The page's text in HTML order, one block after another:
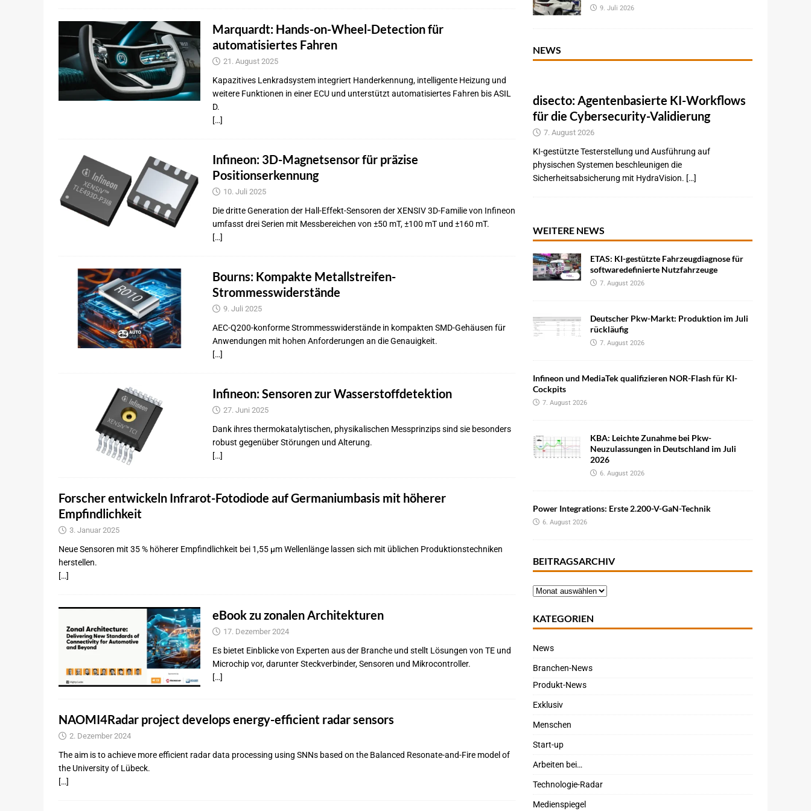
Marquardt: Hands-on-Wheel-Detection für
automatisiertes Fahren
21. August 2025
Kapazitives Lenkradsystem integriert Handerkennung, intelligente Heizung und
weitere Funktionen in einer ECU und unterstützt automatisiertes Fahren bis ASIL
D.
[…]
Infineon: 3D-Magnetsensor für präzise
Positionserkennung
10. Juli 2025
Die dritte Generation der Hall-Effekt-Sensoren der XENSIV 3D-Familie von Infineon
umfasst drei Serien mit Messbereichen von ±50 mT, ±100 mT und ±160 mT.
[…]
Bourns: Kompakte Metallstreifen-
Strommesswiderstände
9. Juli 2025
AEC-Q200-konforme Strommesswiderstände in kompakten SMD-Gehäusen für
Anwendungen mit hohen Anforderungen an die Genauigkeit.
[…]
Infineon: Sensoren zur Wasserstoffdetektion
27. Juni 2025
Dank ihres thermokatalytischen, physikalischen Messprinzips sind sie besonders
robust gegenüber Störungen und Alterung.
[…]
Forscher entwickeln Infrarot-Fotodiode auf Germaniumbasis mit höherer
Empfindlichkeit
3. Januar 2025
Neue Sensoren mit 35 % höherer Empfindlichkeit bei 1,55 µm Wellenlänge lassen sich mit üblichen Produktionstechniken
herstellen.
[…]
eBook zu zonalen Architekturen
17. Dezember 2024
Es bietet Einblicke von Experten aus der Branche und stellt Lösungen von TE und
Microchip vor, darunter Steckverbinder, Sensoren und Mikrocontroller.
[…]
NAOMI4Radar project develops energy-efficient radar sensors
2. Dezember 2024
The aim is to achieve more efficient radar data processing using SNNs based on the Balanced Resonate-and-Fire model of
the University of Lübeck.
[…]
9. Juli 2026
NEWS
disecto: Agentenbasierte KI-Workflows
für die Cybersecurity-Validierung
7. August 2026
KI-gestützte Testerstellung und Ausführung auf
physischen Systemen beschleunigen die
Sicherheitsabsicherung mit HydraVision. […]
WEITERE NEWS
ETAS: KI-gestützte Fahrzeugdiagnose für
softwaredefinierte Nutzfahrzeuge
7. August 2026
Deutscher Pkw-Markt: Produktion im Juli
rückläufig
7. August 2026
Infineon und MediaTek qualifizieren NOR-Flash für KI-
Cockpits
7. August 2026
KBA: Leichte Zunahme bei Pkw-
Neuzulassungen in Deutschland im Juli
2026
6. August 2026
Power Integrations: Erste 2.200-V-GaN-Technik
6. August 2026
BEITRAGSARCHIV
KATEGORIEN
News
Branchen-News
Produkt-News
Exklusiv
Menschen
Start-up
Arbeiten bei…
Technologie-Radar
Medienspiegel